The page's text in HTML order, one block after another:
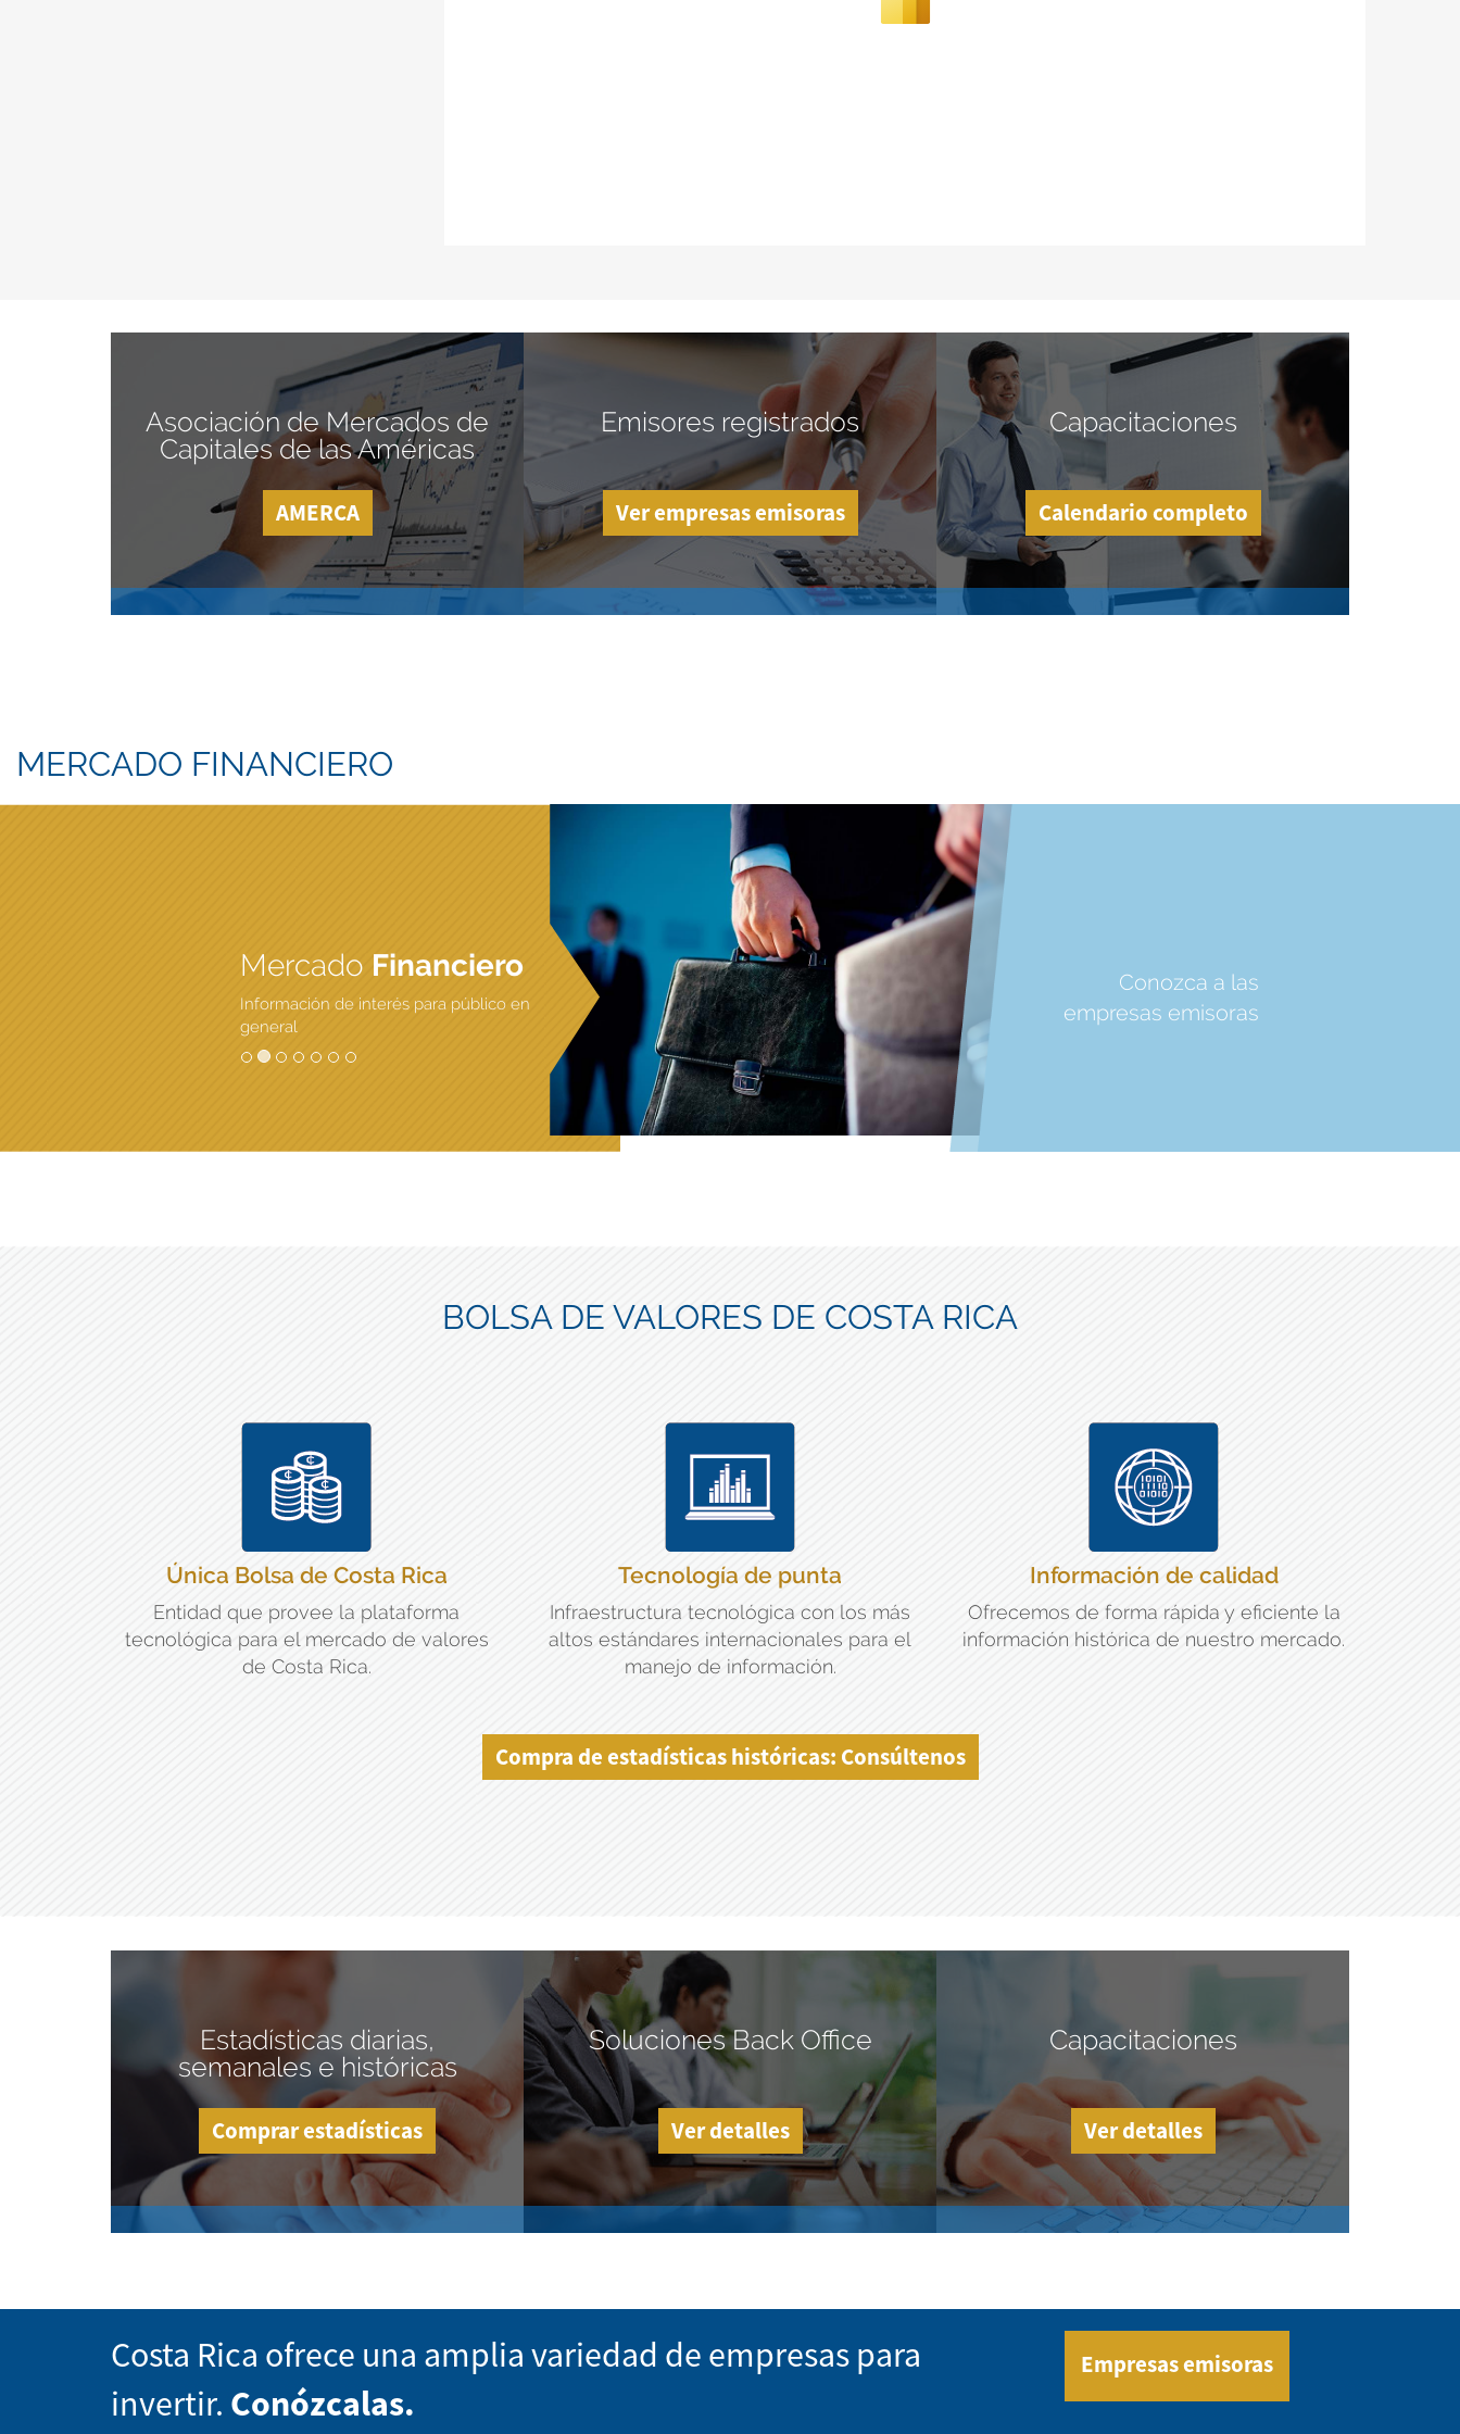
Asociación de Mercados de
Capitales de las Américas
AMERCA
Emisores registrados
Ver empresas emisoras
Capacitaciones
Calendario completo
MERCADO FINANCIERO
Mercado Financiero
Información de interés para público en
general
Conozca a las
empresas emisoras
BOLSA DE VALORES DE COSTA RICA
Única Bolsa de Costa Rica
Entidad que provee la plataforma
tecnológica para el mercado de valores
de Costa Rica.
Tecnología de punta
Infraestructura tecnológica con los más
altos estándares internacionales para el
manejo de información.
Información de calidad
Ofrecemos de forma rápida y eficiente la
información histórica de nuestro mercado.
Compra de estadísticas históricas: Consúltenos
Estadísticas diarias,
semanales e históricas
Comprar estadísticas
Soluciones Back Office
Ver detalles
Capacitaciones
Ver detalles
Costa Rica ofrece una amplia variedad de empresas para
invertir. Conózcalas.
Empresas emisoras